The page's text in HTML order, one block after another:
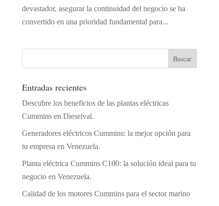
devastador, asegurar la continuidad del negocio se ha
convertido en una prioridad fundamental para...
Entradas recientes
Descubre los beneficios de las plantas eléctricas
Cummins en Dieselval.
Generadores eléctricos Cummins: la mejor opción para
tu empresa en Venezuela.
Planta eléctrica Cummins C100: la solución ideal para tu
negocio en Venezuela.
Calidad de los motores Cummins para el sector marino